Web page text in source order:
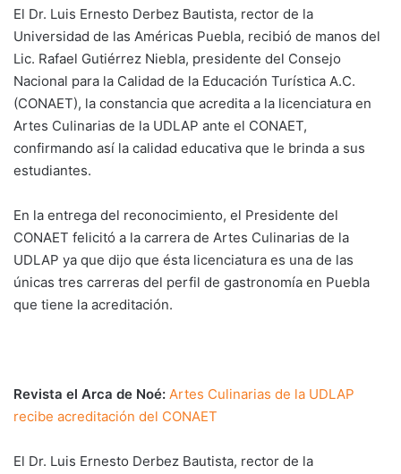
El Dr. Luis Ernesto Derbez Bautista, rector de la
Universidad de las Américas Puebla, recibió de manos del
Lic. Rafael Gutiérrez Niebla, presidente del Consejo
Nacional para la Calidad de la Educación Turística A.C.
(CONAET), la constancia que acredita a la licenciatura en
Artes Culinarias de la UDLAP ante el CONAET,
confirmando así la calidad educativa que le brinda a sus
estudiantes.
En la entrega del reconocimiento, el Presidente del
CONAET felicitó a la carrera de Artes Culinarias de la
UDLAP ya que dijo que ésta licenciatura es una de las
únicas tres carreras del perfil de gastronomía en Puebla
que tiene la acreditación.
Revista el Arca de Noé: Artes Culinarias de la UDLAP
recibe acreditación del CONAET
El Dr. Luis Ernesto Derbez Bautista, rector de la